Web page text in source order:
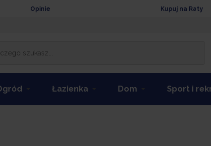
Opinie Kupuj na Raty
Łazienka Dom Sport i